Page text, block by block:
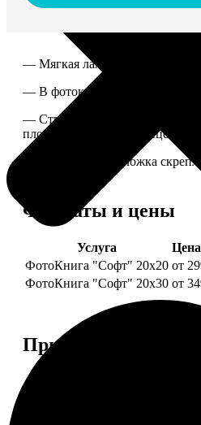
— Мягкая ламинированная
— В фотокниге от 60 до 300
— Страницы из бумаги
плотные страницы глянцевого
— Страницы и обложка
Форматы и цены
Услуга
ФотоКнига "Софт" 20х20 от
ФотоКнига "Софт" 20х30 от
Примеры работ